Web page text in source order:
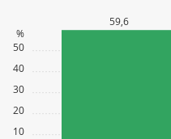
10
20
30
40
50
%
59,6